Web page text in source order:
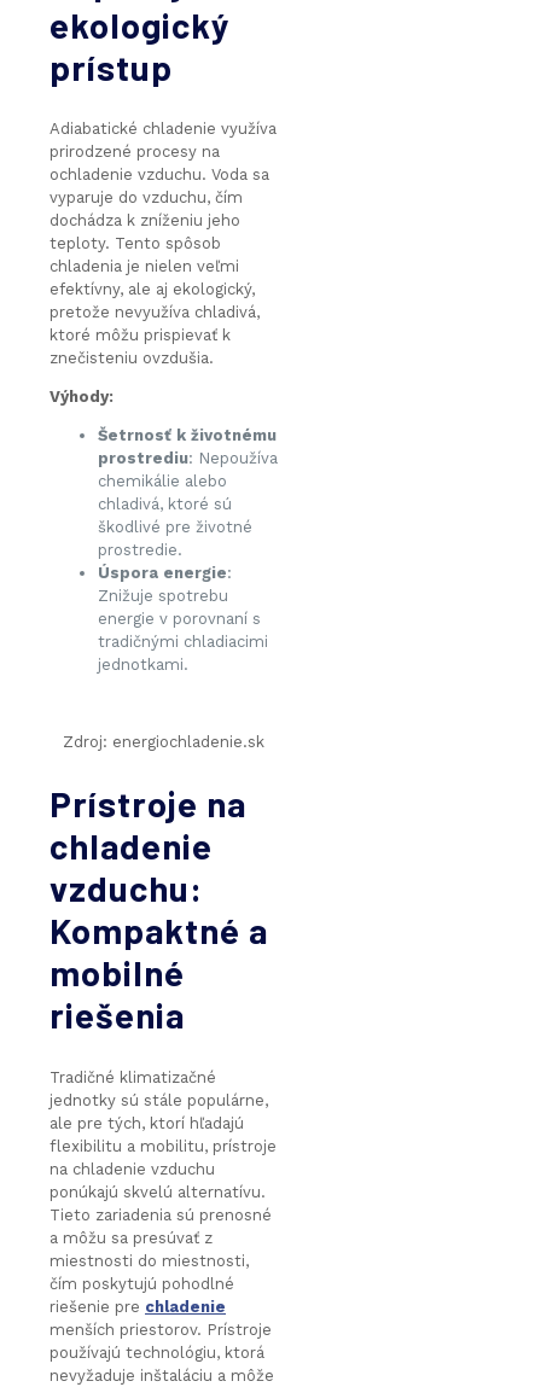
ekologický
prístup
Adiabatické chladenie využíva
prirodzené procesy na
ochladenie vzduchu. Voda sa
vyparuje do vzduchu, čím
dochádza k zníženiu jeho
teploty. Tento spôsob
chladenia je nielen veľmi
efektívny, ale aj ekologický,
pretože nevyužíva chladivá,
ktoré môžu prispievať k
znečisteniu ovzdušia.
Výhody:
Šetrnosť k životnému
prostrediu: Nepoužíva
chemikálie alebo
chladivá, ktoré sú
škodlivé pre životné
prostredie.
Úspora energie:
Znižuje spotrebu
energie v porovnaní s
tradičnými chladiacimi
jednotkami.
Zdroj: energiochladenie.sk
Prístroje na
chladenie
vzduchu:
Kompaktné a
mobilné
riešenia
Tradičné klimatizačné
jednotky sú stále populárne,
ale pre tých, ktorí hľadajú
flexibilitu a mobilitu, prístroje
na chladenie vzduchu
ponúkajú skvelú alternatívu.
Tieto zariadenia sú prenosné
a môžu sa presúvať z
miestnosti do miestnosti,
čím poskytujú pohodlné
riešenie pre chladenie
menších priestorov. Prístroje
používajú technológiu, ktorá
nevyžaduje inštaláciu a môže